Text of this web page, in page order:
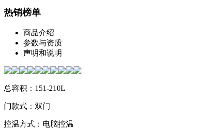
热销榜单
商品介绍
参数与资质
声明和说明
总容积：151-210L
门款式：双门
控温方式：电脑控温